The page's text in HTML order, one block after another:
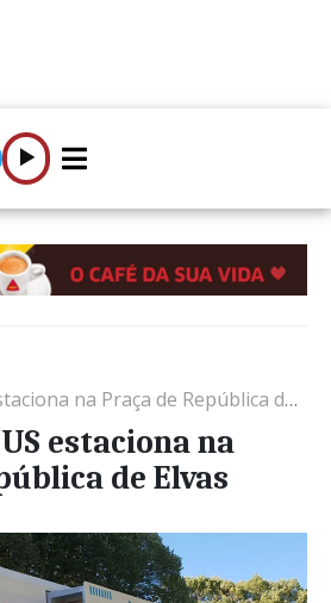
na Praça de República de Elvas
estaciona na
de Elvas